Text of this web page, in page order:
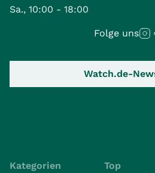
Sa., 10:00 - 18:00
Folge uns
Watch.de-
Kategorien
Top